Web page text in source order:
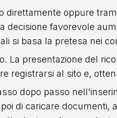
direttamente oppure
decisione favorevole
si basa la pretesa nei
La presentazione del
registrarsi al sito e,
dopo passo
di caricare